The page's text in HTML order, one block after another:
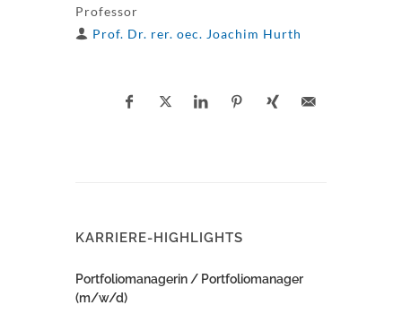
Professor
Prof. Dr. rer. oec. Joachim Hurth
KARRIERE-HIGHLIGHTS
Portfoliomanagerin / Portfoliomanager
(m/w/d)